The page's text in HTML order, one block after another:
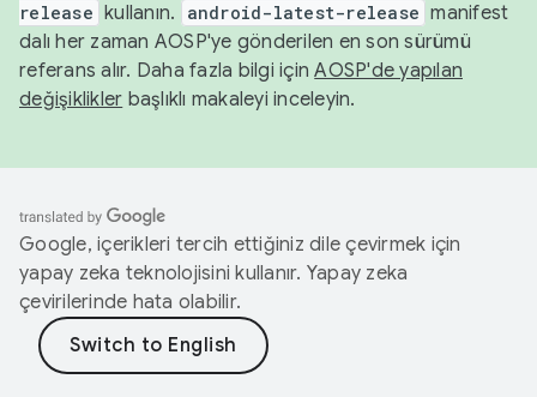
release kullanın. android-latest-release manifest
dalı her zaman AOSP'ye gönderilen en son sürümü
referans alır. Daha fazla bilgi içinAOSP'de yapılan
değişiklikler başlıklı makaleyi inceleyin.
Google, içerikleri tercih ettiğiniz dile çevirmek için
yapay zeka teknolojisini kullanır. Yapay zeka
çevirilerinde hata olabilir.